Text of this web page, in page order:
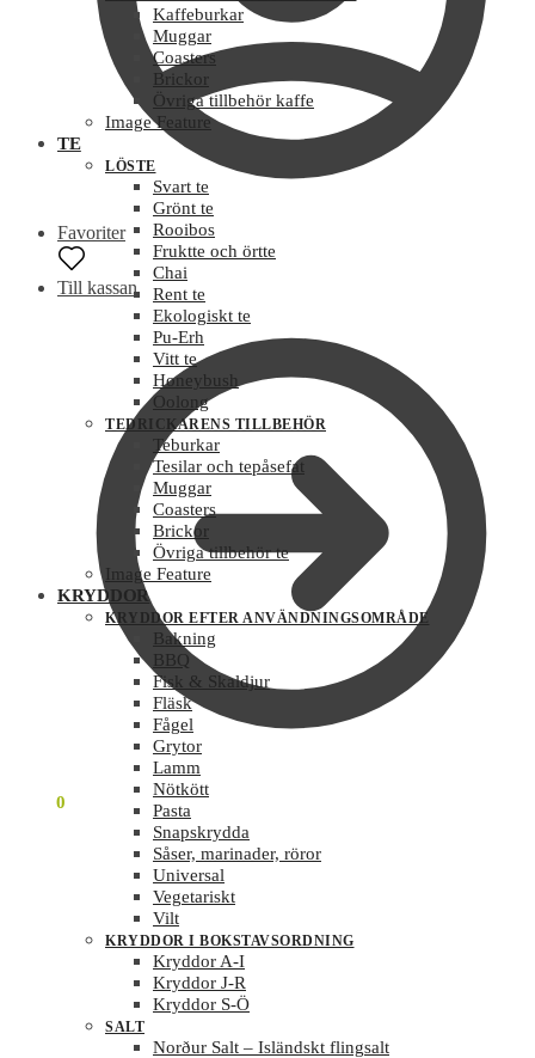
Favoriter
Till kassan
0
Kaffeburkar
Muggar
Coasters
Brickor
Övriga tillbehör kaffe
Image Feature
TE
LÖSTE
Svart te
Grönt te
Rooibos
Fruktte och örtte
Chai
Rent te
Ekologiskt te
Pu-Erh
Vitt te
Honeybush
Oolong
TEDRICKARENS TILLBEHÖR
Teburkar
Tesilar och tepåsefat
Muggar
Coasters
Brickor
Övriga tillbehör te
Image Feature
KRYDDOR
KRYDDOR EFTER ANVÄNDNINGSOMRÅDE
Bakning
BBQ
Fisk & Skaldjur
Fläsk
Fågel
Grytor
Lamm
Nötkött
Pasta
Snapskrydda
Såser, marinader, röror
Universal
Vegetariskt
Vilt
KRYDDOR I BOKSTAVSORDNING
Kryddor A-I
Kryddor J-R
Kryddor S-Ö
SALT
Norður Salt – Isländskt flingsalt